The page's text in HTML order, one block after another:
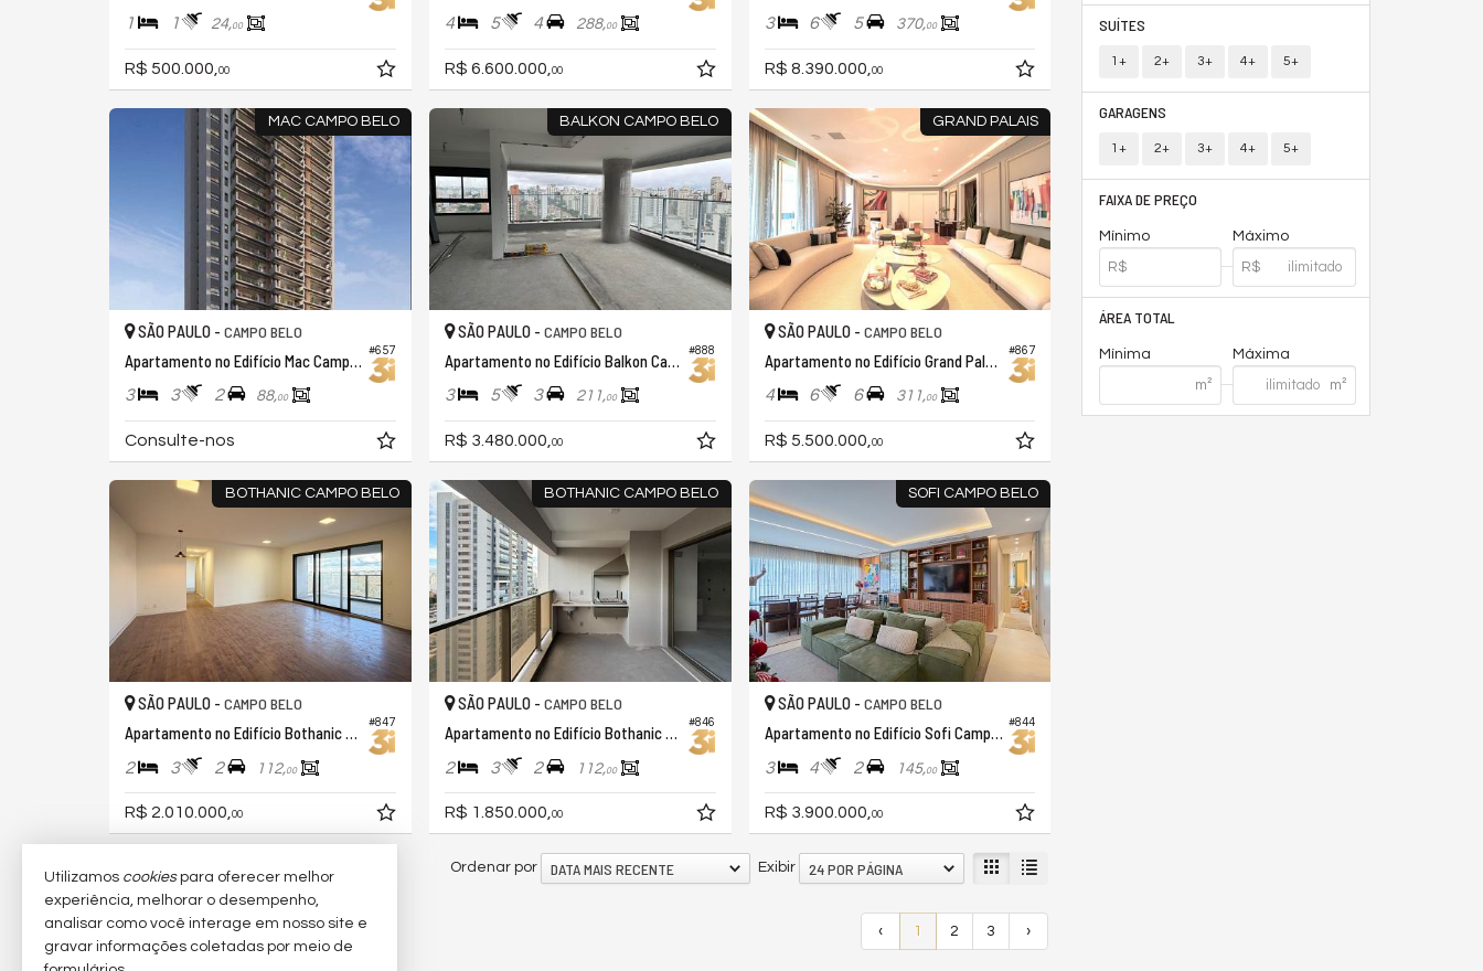
SUÍTES
1+ 2+ 3+ 4+ 5+
GARAGENS
1+ 2+ 3+ 4+ 5+
FAIXA DE PREÇO
Mínimo Máximo
ÁREA TOTAL
Mínima Máxima
1 1 24,00
R$ 500.000, 00
4 5 4 288,00
R$ 6.600.000, 00
3 6 5 370,00
R$ 8.390.000, 00
MAC CAMPO BELO
#657
SÃO PAULO - CAMPO BELO
Apartamento no Edifício Mac Campo Belo
3 3 2 88,00
Consulte-nos
BALKON CAMPO BELO
#888
SÃO PAULO - CAMPO BELO
Apartamento no Edifício Balkon Campo Belo
3 5 3 211,00
R$ 3.480.000,00
GRAND PALAIS
#867
SÃO PAULO - CAMPO BELO
Apartamento no Edifício Grand Palais
4 6 6 311,00
R$ 5.500.000,00
BOTHANIC CAMPO BELO
#847
SÃO PAULO - CAMPO BELO
Apartamento no Edifício Bothanic Campo Belo
2 3 2 112,00
R$ 2.010.000,00
BOTHANIC CAMPO BELO
#846
SÃO PAULO - CAMPO BELO
Apartamento no Edifício Bothanic Campo Belo
2 3 2 112,00
R$ 1.850.000,00
SOFI CAMPO BELO
#844
SÃO PAULO - CAMPO BELO
Apartamento no Edifício Sofi Campo Belo
3 4 2 145,00
R$ 3.900.000,00
imóveis encontrados Exibir 24 POR PÁGINA
Ordenar por DATA MAIS RECENTE
‹ 1 2 3 ›
Utilizamos cookiespara oferecer melhor
experiência, melhorar o desempenho,
analisar como você interage em nosso site e
gravar informações coletadas por meio de